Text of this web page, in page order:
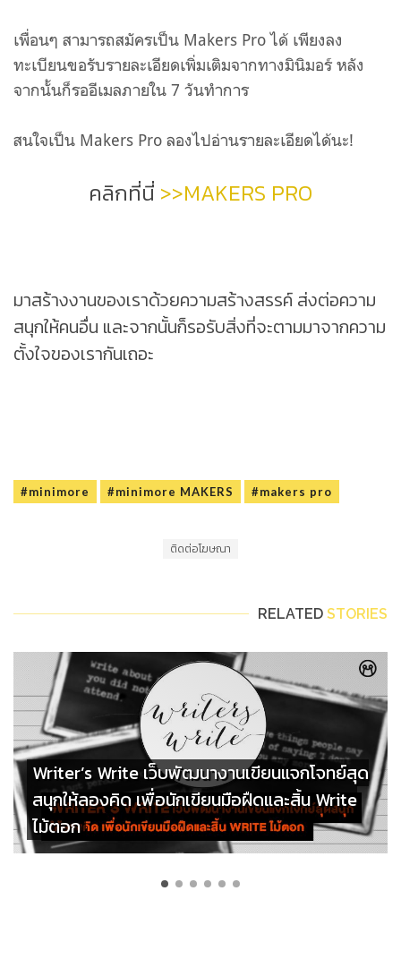
เพื่อนๆ สามารถสมัครเป็น Makers Pro ได้ เพียงลง
ทะเบียนขอรับรายละเอียดเพิ่มเติมจากทางมินิมอร์ หลัง
จากนั้นก็รออีเมลภายใน 7 วันทำการ
สนใจเป็น Makers Pro ลองไปอ่านรายละเอียดได้นะ!
คลิกที่นี่ >>MAKERS PRO
มาสร้างงานของเราด้วยความสร้างสรรค์ ส่งต่อความ
สนุกให้คนอื่น และจากนั้นก็รอรับสิ่งที่จะตามมาจากความ
ตั้งใจของเรากันเถอะ
#minimore #minimore MAKERS #makers pro
ติดต่อโฆษณา
RELATED STORIES
Writer’s Write เว็บพัฒนางานเขียนแจกโจทย์สุด
สนุกให้ลองคิด เพื่อนักเขียนมือฝืดและสิ้น Write
ไม้ตอก